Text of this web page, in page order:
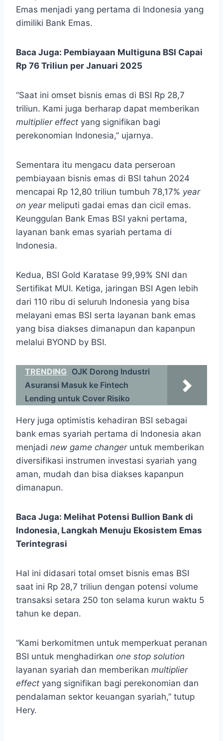
Emas menjadi yang pertama di Indonesia yang
dimiliki Bank Emas.
Baca Juga: Pembiayaan Multiguna BSI Capai
Rp 76 Triliun per Januari 2025
“Saat ini omset bisnis emas di BSI Rp 28,7
triliun. Kami juga berharap dapat memberikan
multiplier effect yang signifikan bagi
perekonomian Indonesia,” ujarnya.
Sementara itu mengacu data perseroan
pembiayaan bisnis emas di BSI tahun 2024
mencapai Rp 12,80 triliun tumbuh 78,17% year
on yearmeliputi gadai emas dan cicil emas.
Keunggulan Bank Emas BSI yakni pertama,
layanan bank emas syariah pertama di
Indonesia.
Kedua, BSI Gold Karatase 99,99% SNI dan
Sertifikat MUI. Ketiga, jaringan BSI Agen lebih
dari 110 ribu di seluruh Indonesia yang bisa
melayani emas BSI serta layanan bank emas
yang bisa diakses dimanapun dan kapanpun
melalui BYOND by BSI.
TRENDING OJK Dorong Industri
Asuransi Masuk ke Fintech
Lending untuk Cover Risiko
Hery juga optimistis kehadiran BSI sebagai
bank emas syariah pertama di Indonesia akan
menjadi new game changer untuk memberikan
diversifikasi instrumen investasi syariah yang
aman, mudah dan bisa diakses kapanpun
dimanapun.
Baca Juga: Melihat Potensi Bullion Bank di
Indonesia, Langkah Menuju Ekosistem Emas
Terintegrasi
Hal ini didasari total omset bisnis emas BSI
saat ini Rp 28,7 triliun dengan potensi volume
transaksi setara 250 ton selama kurun waktu 5
tahun ke depan.
“Kami berkomitmen untuk memperkuat peranan
BSI untuk menghadirkan one stop solution
layanan syariah dan memberikan multiplier
effect yang signifikan bagi perekonomian dan
pendalaman sektor keuangan syariah,” tutup
Hery.